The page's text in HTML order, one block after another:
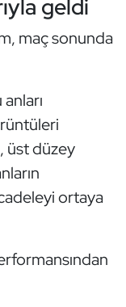
geldi
maç sonunda
üst düzey
ortaya